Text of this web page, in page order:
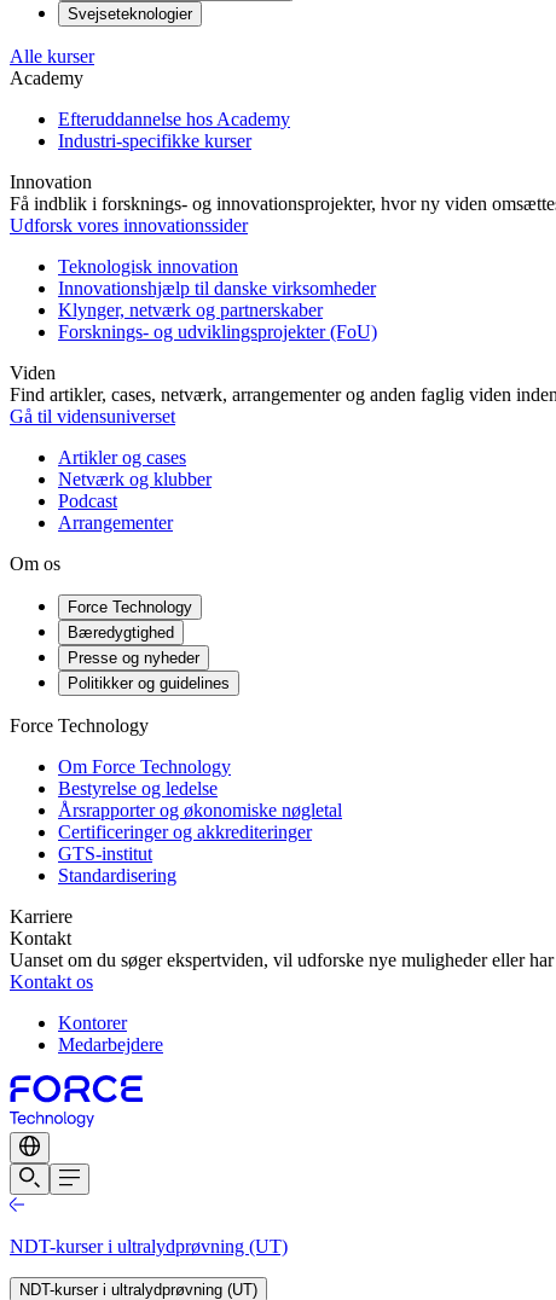
Svejseteknologier
Alle kurser
Academy
Efteruddannelse hos Academy
Industri-specifikke kurser
Innovation
Få indblik i forsknings- og innovationsprojekter, hvor ny viden
Udforsk vores innovationssider
Teknologisk innovation
Innovationshjælp til danske virksomheder
Klynger, netværk og partnerskaber
Forsknings- og udviklingsprojekter (FoU)
Viden
Find artikler, cases, netværk, arrangementer og anden faglig viden
Gå til vidensuniverset
Artikler og cases
Netværk og klubber
Podcast
Arrangementer
Om os
Force Technology
Bæredygtighed
Presse og nyheder
Politikker og guidelines
Force Technology
Om Force Technology
Bestyrelse og ledelse
Årsrapporter og økonomiske nøgletal
Certificeringer og akkrediteringer
GTS-institut
Standardisering
Karriere
Kontakt
Uanset om du søger ekspertviden, vil udforske nye muligheder eller
Kontakt os
Kontorer
Medarbejdere
NDT-kurser i ultralydprøvning (UT)
NDT-kurser i ultralydprøvning (UT)